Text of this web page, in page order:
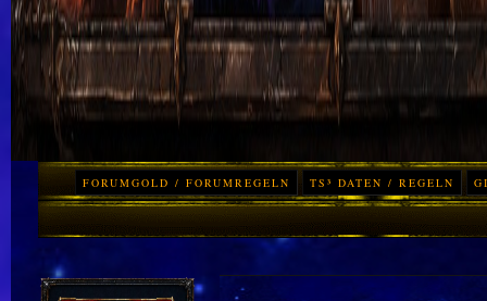
FORUMGOLD / FORUMREGELN TS³ DATEN / REGELN